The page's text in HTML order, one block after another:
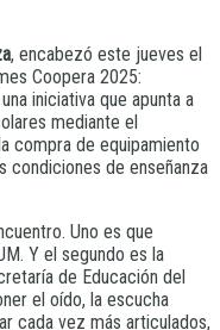
, encabezó este jueves el
Coopera 2025:
iniciativa que apunta a
mediante el
compra de equipamiento
condiciones de enseñanza
Uno es que
Y el segundo es la
de Educación del
el oído, la escucha
cada vez más articulados,